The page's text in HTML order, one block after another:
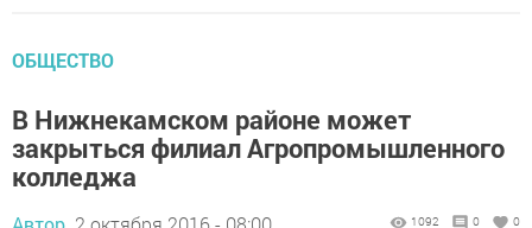
ОБЩЕСТВО
В Нижнекамском районе может
закрыться филиал Агропромышленного
колледжа
1092 0 0